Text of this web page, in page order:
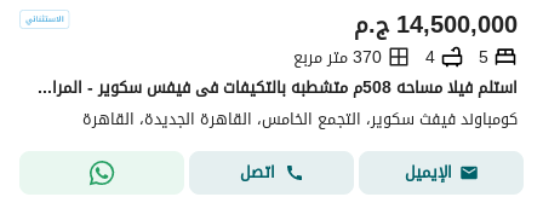
ج.م14,500,000
5
4
370 متر مربع
استلم فيلا مساحه 508م متشطبه بالتكيفات فى فيفس سكوير - المراسم بجوار الجامعه الامريكيه
كومباوند فيفث سكوير، التجمع الخامس، القاهرة الجديدة، القاهرة
الإيميل
اتصل